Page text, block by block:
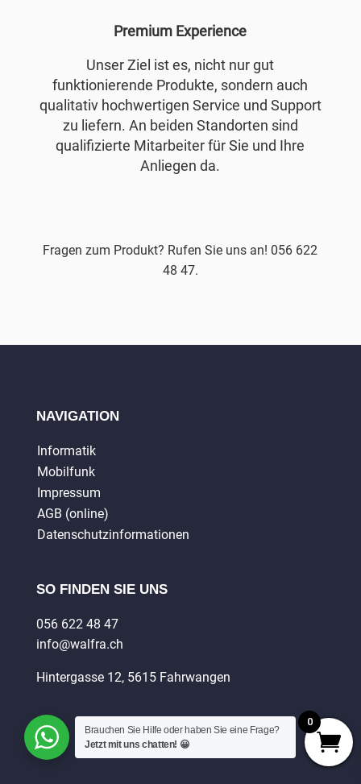
Premium Experience
Unser Ziel ist es, nicht nur gut
funktionierende Produkte, sondern auch
qualitativ hochwertigen Service und Support
zu liefern. An beiden Standorten sind
qualifizierte Mitarbeiter für Sie und Ihre
Anliegen da.
Fragen zum Produkt? Rufen Sie uns an! 056 622
48 47.
NAVIGATION
Informatik
Mobilfunk
Impressum
AGB (online)
Datenschutzinformationen
SO FINDEN SIE UNS
056 622 48 47
info@walfra.ch
Hintergasse 12, 5615 Fahrwangen
Brauchen Sie Hilfe oder haben Sie eine Frage?
Jetzt mit uns chatten! 😀
0